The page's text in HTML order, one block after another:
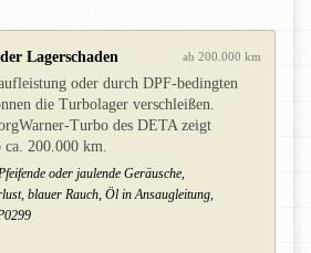
Lagerschaden ab 200.000 km
oder durch DPF-bedingten
die Turbolager verschleißen.
Turbo des DETA zeigt
ca. 200.000 km.
oder jaulende Geräusche,
blauer Rauch, Öl in Ansaugleitung,